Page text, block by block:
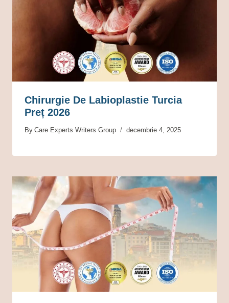
Chirurgie De Labioplastie Turcia
Preț 2026
By Care Experts Writers Group decembrie 4, 2025